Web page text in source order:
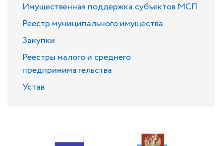
Имущественная поддержка субъектов МСП
Реестр муниципального имущества
Закупки
Реестры малого и среднего
предпринимательства
Устав